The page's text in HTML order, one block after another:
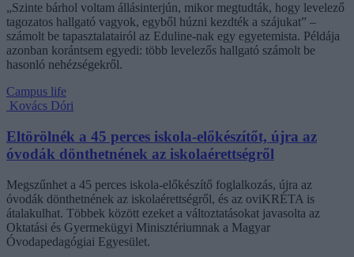
„Szinte bárhol voltam állásinterjún, mikor megtudták, hogy levelező
tagozatos hallgató vagyok, egyből húzni kezdték a szájukat” –
számolt be tapasztalatairól az Eduline-nak egy egyetemista. Példája
azonban korántsem egyedi: több levelezős hallgató számolt be
hasonló nehézségekről.
Campus life
Kovács Dóri
Eltörölnék a 45 perces iskola-előkészítőt, újra az
óvodák dönthetnének az iskolaérettségről
Megszűnhet a 45 perces iskola-előkészítő foglalkozás, újra az
óvodák dönthetnének az iskolaérettségről, és az oviKRÉTA is
átalakulhat. Többek között ezeket a változtatásokat javasolta az
Oktatási és Gyermekügyi Minisztériumnak a Magyar
Óvodapedagógiai Egyesület.